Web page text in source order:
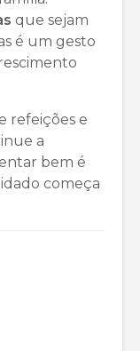
que sejam
é um gesto
refeições e
a
bem é
começa